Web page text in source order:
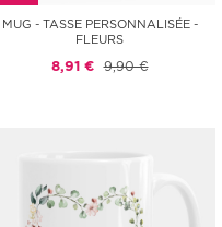
MUG - TASSE PERSONNALISÉE -
FLEURS
8,91 € 9,90 €